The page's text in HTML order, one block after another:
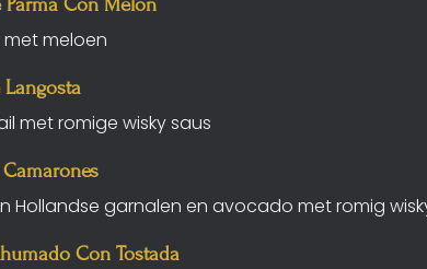
meloen
met romige wisky saus
Hollandse garnalen en avocado met romig
Con Tostada